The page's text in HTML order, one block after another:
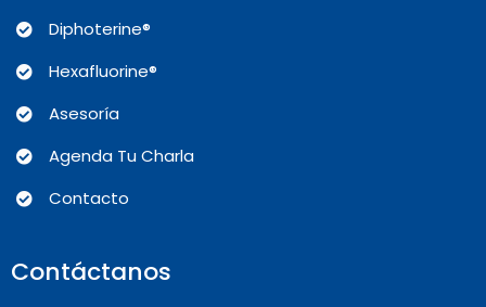
Diphoterine®
Hexafluorine®
Asesoría
Agenda Tu Charla
Contacto
Contáctanos